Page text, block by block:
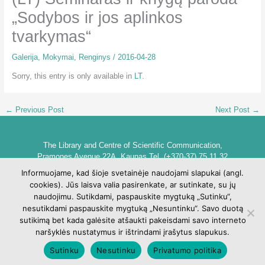
„Sodybos ir jos aplinkos
tvarkymas“
Galerija, Mokymai Renginys / 2016-04-28
Sorry, this entry is only available in LT.
← Previous Post Next Post →
The Library and Centre of Scientific Communication,
Pramones Avenue 22A, Kaunas Tel. (+370-37) 75 11 32
biblioteka@go.kauko.lt
Head of the Library dr. Lina Šarlauskienė
Kauno kolegijos biblioteka ir mokslinės komunikacijos centras,
Pramonės pr. 22A, Kaunas Tel. +370 (37) 75 11 32
biblioteka@go.kauko.lt
Bibliotekos vadovė Lina Šarlauskienė
Informuojame, kad šioje svetainėje naudojami slapukai (angl.
cookies). Jūs laisva valia pasirenkate, ar sutinkate, su jų
naudojimu. Sutikdami, paspauskite mygtuką „Sutinku“,
nesutikdami paspauskite mygtuką „Nesuntinku“. Savo duotą
sutikimą bet kada galėsite atšaukti pakeisdami savo interneto
naršyklės nustatymus ir ištrindami įrašytus slapukus.
Sutinku
Nesutinku Privatumo politika